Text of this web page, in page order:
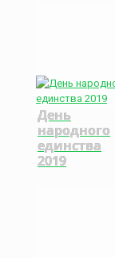
День
народного
единства
2019